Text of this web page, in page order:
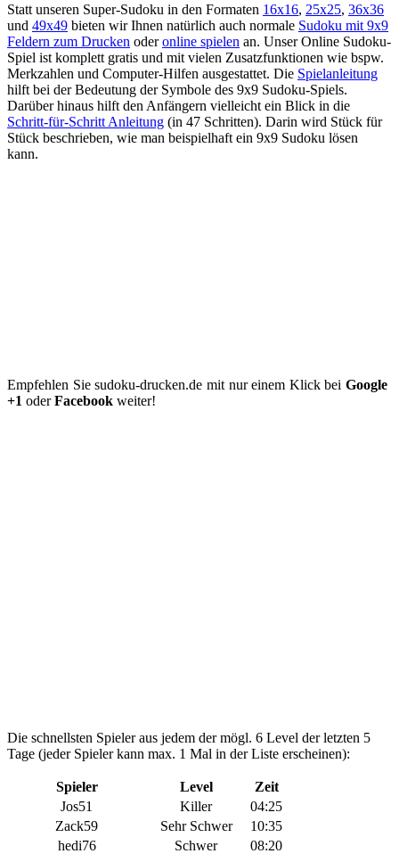
Statt unseren Super-Sudoku in den Formaten 16x16, 25x25, 36x36
und 49x49 bieten wir Ihnen natürlich auch normale Sudoku mit 9x9
Feldern zum Drucken oderonline spielen an. Unser Online Sudoku-
Spiel ist komplett gratis und mit vielen Zusatzfunktionen wie bspw.
Merkzahlen und Computer-Hilfen ausgestattet. Die Spielanleitung
hilft bei der Bedeutung der Symbole des 9x9 Sudoku-Spiels.
Darüber hinaus hilft den Anfängern vielleicht ein Blick in die
Schritt-für-Schritt Anleitung (in 47 Schritten). Darin wird Stück für
Stück beschrieben, wie man beispielhaft ein 9x9 Sudoku lösen
kann.
Empfehlen Sie sudoku-drucken.de mit nur einem Klick bei Google
+1 oderFacebook weiter!
Die schnellsten Spieler aus jedem der mögl. 6 Level der letzten 5
Tage (jeder Spieler kann max. 1 Mal in der Liste erscheinen):
Spieler Level
Zeit
Jos51
Killer
04:25
Zack59
Sehr Schwer
10:35
hedi76
Schwer 08:20